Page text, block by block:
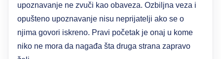
upoznavanje ne zvuči kao obaveza. Ozbiljna veza i
opušteno upoznavanje nisu neprijatelji ako se o
njima govori iskreno. Pravi početak je onaj u kome
niko ne mora da nagađa šta druga strana zapravo